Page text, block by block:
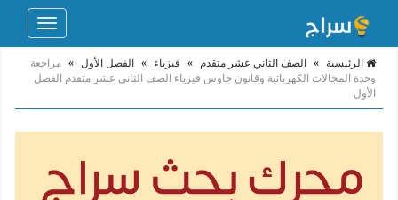
Toggle
الرئيسية » الصف الثاني عشر متقدم » فيزياء » الفصل الأول » مراجعة
وحدة المجالات الكهربائية وقانون جاوس فيزياء الصف الثاني عشر متقدم الفصل
الأول